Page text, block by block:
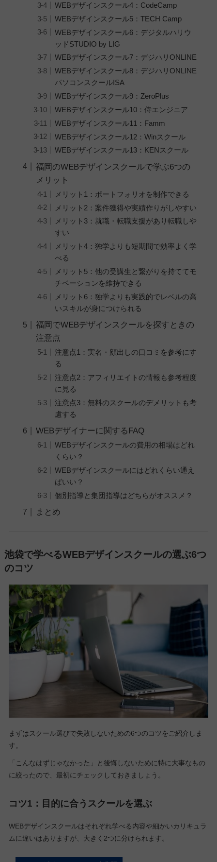
WEBデザインスクール4：CodeCamp
WEBデザインスクール5：TECH Camp
WEBデザインスクール6：デジタルハリウ
ッドSTUDIO by LIG
WEBデザインスクール7：デジハリONLINE
WEBデザインスクール8：デジハリONLINE
パソコンスクールISA
WEBデザインスクール9：ZeroPlus
WEBデザインスクール10：侍エンジニア
WEBデザインスクール11：Famm
WEBデザインスクール12：Winスクール
WEBデザインスクール13：KENスクール
福岡のWEBデザインスクールで学ぶ6つの
メリット
メリット1：ポートフォリオを制作できる
メリット2：案件獲得や実績作りがしやすい
メリット3：就職・転職支援があり転職しや
すい
メリット4：独学よりも短期間で効率よく学
べる
メリット5：他の受講生と繋がりを持ててモ
チベーションを維持できる
メリット6：独学よりも実践的でレベルの高
いスキルが身につけられる
福岡でWEBデザインスクールを探すときの
注意点
注意点1：実名・顔出しの口コミを参考にす
る
注意点2：アフィリエイトの情報も参考程度
に見る
注意点3：無料のスクールのデメリットも考
慮する
WEBデザイナーに関するFAQ
WEBデザインスクールの費用の相場はどれ
くらい？
WEBデザインスクールにはどれくらい通え
ばいい？
個別指導と集団指導はどちらがオススメ？
まとめ
池袋で学べるWEBデザインスクールの選ぶ6つ
のコツ
まずはスクール選びで失敗しないための6つのコツをご紹介しま
す。
「こんなはずじゃなかった」と後悔しないために特に大事なもの
に絞ったので、最初にチェックしておきましょう。
コツ1： 目的に合うスクールを選ぶ
WEBデザインスクールはそれぞれ学べる内容や細かいカリキュラ
ムに違いはありますが、大きく2つに分けられます。